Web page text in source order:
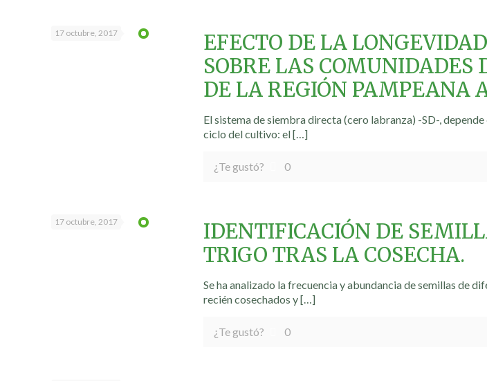
17 octubre, 2017
EFECTO DE LA
SOBRE LAS COMUNIDADES
DE LA REGIÓN PAMPEANA
El sistema de siembra directa (cero labranza) -SD-,
ciclo del cultivo: el[…]
¿Te gustó? 0
17 octubre, 2017
IDENTIFICACIÓN DE
TRIGO TRAS LA COSECHA.
Se ha analizado la frecuencia y abundancia de semillas de
recién cosechados y[…]
¿Te gustó? 0